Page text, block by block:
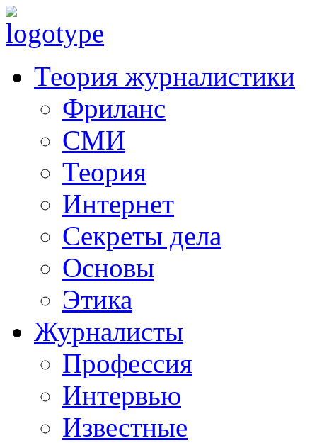
Теория журналистики
Фриланс
СМИ
Теория
Интернет
Секреты дела
Основы
Этика
Журналисты
Профессия
Интервью
Известные